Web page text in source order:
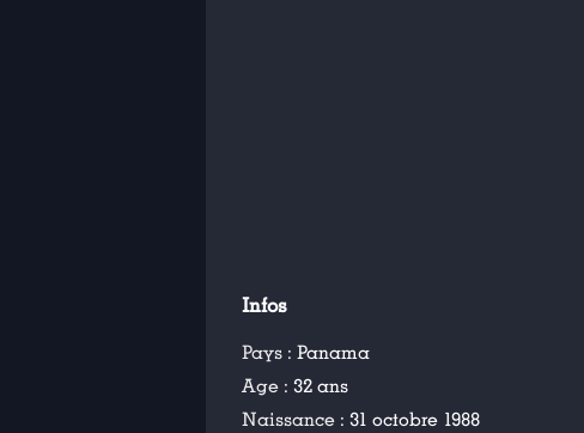
Infos
Pays : Panama
Age : 32 ans
Naissance : 31 octobre 1988